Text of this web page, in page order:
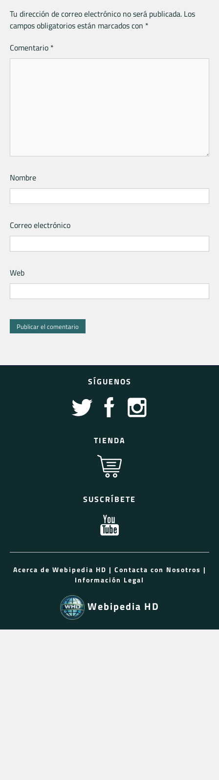
Tu dirección de correo electrónico no será publicada. Los
campos obligatorios están marcados con *
Comentario *
Nombre
Correo electrónico
Web
SÍGUENOS
TIENDA
SUSCRÍBETE
Acerca de Webipedia HD | Contacta con Nosotros |
Información Legal
Webipedia HD